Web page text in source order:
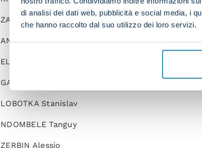
di analisi dei dati web, pubblicità e social media, i
che hanno raccolto dal suo utilizzo dei loro servizi.
ZANOLI Alessandro
ANGUISSA Frank
ELMAS Elif
GAETANO Gianluca
LOBOTKA Stanislav
NDOMBELE Tanguy
ZERBIN Alessio